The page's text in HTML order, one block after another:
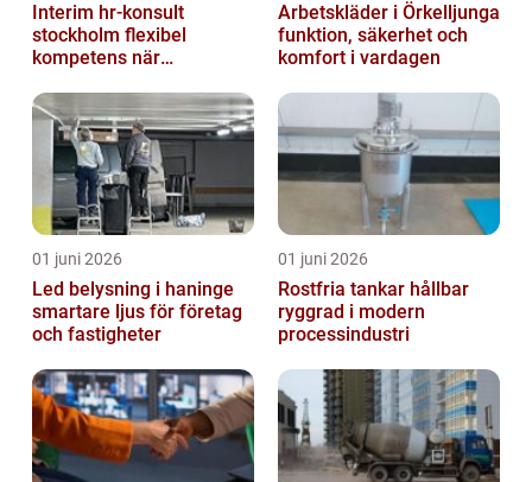
Interim hr-konsult
stockholm flexibel
kompetens när
Arbetskläder i Örkelljunga
funktion, säkerhet och
komfort i vardagen
01 juni 2026
Led belysning i haninge
smartare ljus för företag
och fastigheter
01 juni 2026
Rostfria tankar hållbar
ryggrad i modern
processindustri